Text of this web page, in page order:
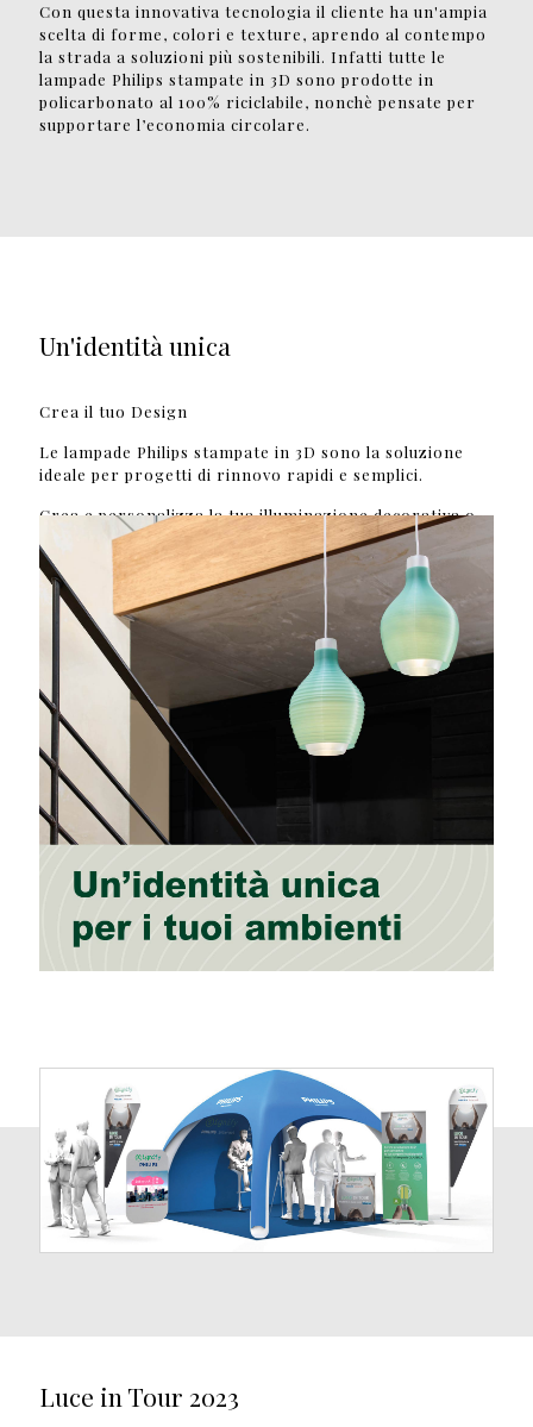
Con questa innovativa tecnologia il cliente ha un'ampia
scelta di forme, colori e texture, aprendo al contempo
la strada a soluzioni più sostenibili. Infatti tutte le
lampade Philips stampate in 3D sono prodotte in
policarbonato al 100% riciclabile, nonchè pensate per
supportare l’economia circolare.
Un'identità unica
Crea il tuo Design
Le lampade Philips stampate in 3D sono la soluzione
ideale per progetti di rinnovo rapidi e semplici.
Crea e personalizza la tua illuminazione decorativa o
funzionale nel nostro intuitivo configuratore online.
Scegliendo il tipo, il colore, l'opacità e la trama, puoi
dare forma a un'identità unica per un'esperienza
cliente senza rivali.
Luce in Tour 2023